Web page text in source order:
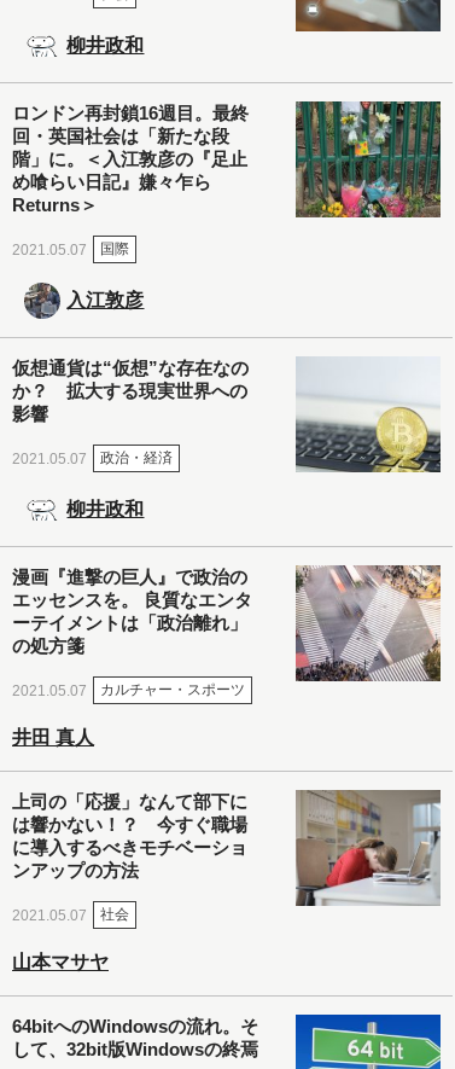
柳井政和
ロンドン再封鎖16週目。最終
回・英国社会は「新たな段
階」に。＜入江敦彦の『足止
め喰らい日記』嫌々乍ら
Returns＞
2021.05.07 国際
入江敦彦
仮想通貨は“仮想”な存在なの
か？ 拡大する現実世界への
影響
2021.05.07 政治・経済
柳井政和
漫画『進撃の巨人』で政治の
エッセンスを。 良質なエンタ
ーテイメントは「政治離れ」
の処方箋
2021.05.07 カルチャー・スポーツ
井田 真人
上司の「応援」なんて部下に
は響かない！？ 今すぐ職場
に導入するべきモチベーショ
ンアップの方法
2021.05.07 社会
山本マサヤ
64bitへのWindowsの流れ。そ
して、32bit版Windowsの終焉